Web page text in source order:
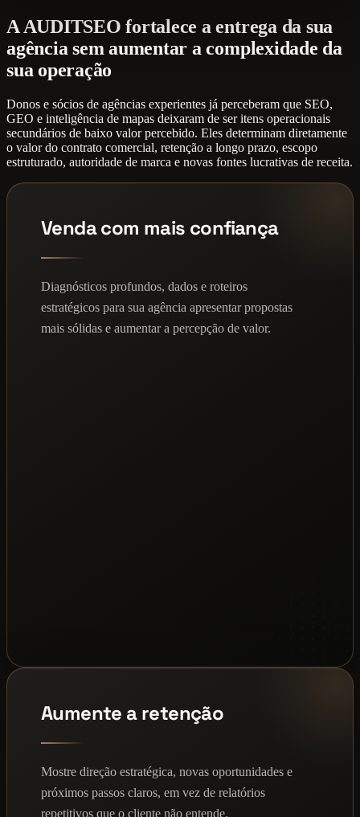
A AUDITSEO fortalece a entrega da sua
agência sem aumentar a complexidade da
sua operação
Donos e sócios de agências experientes já perceberam que SEO,
GEO e inteligência de mapas deixaram de ser itens operacionais
secundários de baixo valor percebido. Eles determinam diretamente
o valor do contrato comercial, retenção a longo prazo, escopo
estruturado, autoridade de marca e novas fontes lucrativas de receita.
Venda com mais confiança
Diagnósticos profundos, dados e roteiros
estratégicos para sua agência apresentar propostas
mais sólidas e aumentar a percepção de valor.
Aumente a retenção
Mostre direção estratégica, novas oportunidades e
próximos passos claros, em vez de relatórios
repetitivos que o cliente não entende.